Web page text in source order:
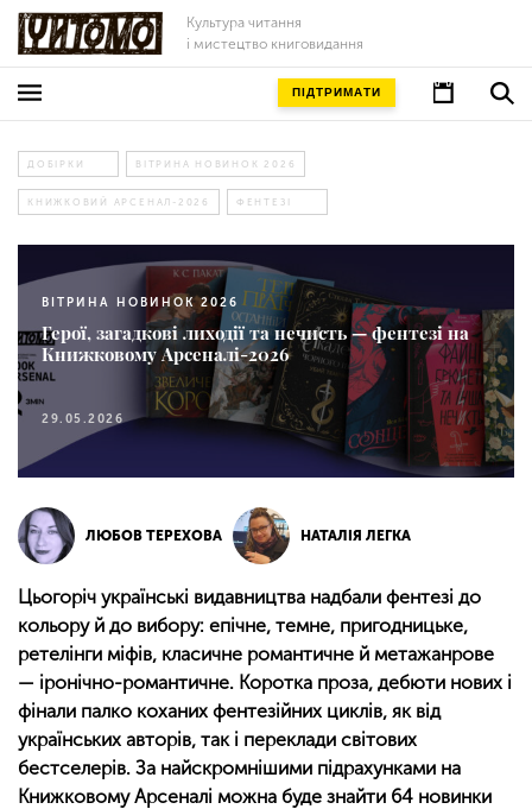
Культура читання
і мистецтво книговидання
ПІДТРИМАТИ
ДОБІРКИ ВІТРИНА НОВИНОК 2026
КНИЖКОВИЙ АРСЕНАЛ-2026 ФЕНТЕЗІ
ВІТРИНА НОВИНОК 2026
Герої, загадкові лиходії та нечисть — фентезі на
Книжковому Арсеналі-2026
29.05.2026
ЛЮБОВ ТЕРЕХОВА НАТАЛІЯ ЛЕГКА
Цьогоріч українські видавництва надбали фентезі до
кольору й до вибору: епічне, темне, пригодницьке,
ретелінги міфів, класичне романтичне й метажанрове
— іронічно-романтичне. Коротка проза, дебюти нових і
фінали палко коханих фентезійних циклів, як від
українських авторів, так і переклади світових
бестселерів. За найскромнішими підрахунками на
Книжковому Арсеналі можна буде знайти 64 новинки